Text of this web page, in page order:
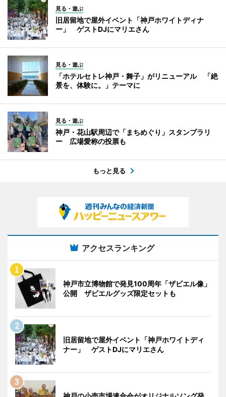
見る・遊ぶ
旧居留地で屋外イベント「神戸ホワイトディナ
ー」 ゲストDJにマリエさん
見る・遊ぶ
「ホテルセトレ神戸・舞子」がリニューアル 「絶
景を、体験に。」テーマに
見る・遊ぶ
神戸・花山駅周辺で「まちめぐり」スタンプラリ
ー 広場愛称の投票も
もっと見る
アクセスランキング
神戸市立博物館で発見100周年「ザビエル像」
公開 ザビエルグッズ限定セットも
旧居留地で屋外イベント「神戸ホワイトディ
ナー」 ゲストDJにマリエさん